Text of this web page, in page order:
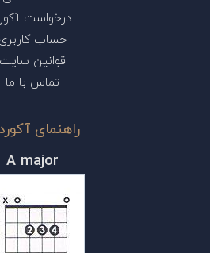
درخواست
حساب کاربری
قوانین سایت
تماس با ما
راهنمای
A major